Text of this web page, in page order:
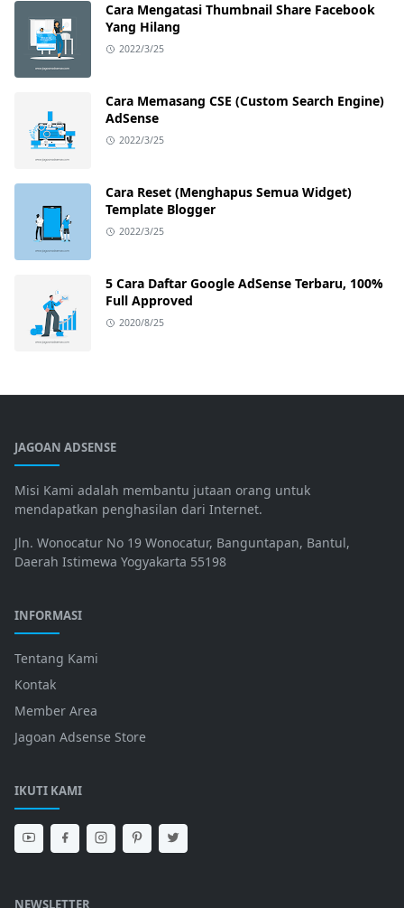
Cara Mengatasi Thumbnail Share Facebook
Yang Hilang
2022/3/25
Cara Memasang CSE (Custom Search Engine)
AdSense
2022/3/25
Cara Reset (Menghapus Semua Widget)
Template Blogger
2022/3/25
5 Cara Daftar Google AdSense Terbaru, 100%
Full Approved
2020/8/25
JAGOAN ADSENSE
Misi Kami adalah membantu jutaan orang untuk
mendapatkan penghasilan dari Internet.
Jln. Wonocatur No 19 Wonocatur, Banguntapan, Bantul,
Daerah Istimewa Yogyakarta 55198
INFORMASI
Tentang Kami
Kontak
Member Area
Jagoan Adsense Store
IKUTI KAMI
NEWSLETTER